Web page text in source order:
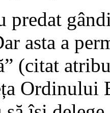
predat
asta a
(citat
Ordinului